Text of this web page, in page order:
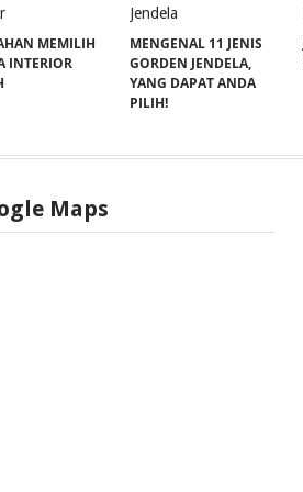
MEMILIH
INTERIOR
MENGENAL 11 JENIS
GORDEN JENDELA,
YANG DAPAT ANDA
PILIH!
Maps